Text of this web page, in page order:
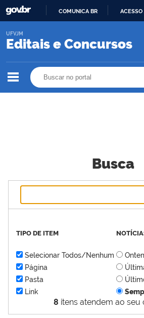
O
COMUNICA BR
Editais e Concursos
UFVJM
Busca
8 itens atendem ao seu
TIPO DE ITEM
Selecionar Todos/Nenhum
Página
Pasta
Link